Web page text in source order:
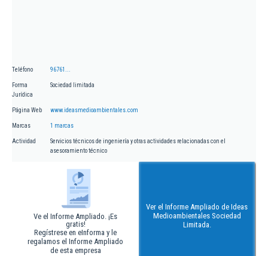
Teléfono 96761...
Forma
Jurídica
Sociedad limitada
Página Web www.ideasmedioambientales.com
Marcas 1 marcas
Actividad
Servicios técnicos de ingeniería y otras actividades relacionadas con el
asesoramiento técnico
Ve el Informe Ampliado. ¡Es
gratis!
Regístrese en eInforma y le
regalamos el Informe Ampliado
de esta empresa
Ver el Informe Ampliado de Ideas
Medioambientales Sociedad
Limitada.